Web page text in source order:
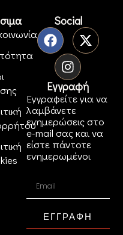
Social
Εγγραφή
Εγγραφείτε για να
λαμβάνετε
ενημερώσεις στο
e-mail σας και να
είστε πάντοτε
ενημερωμένοι
ΕΓΓΡΑΦΗ